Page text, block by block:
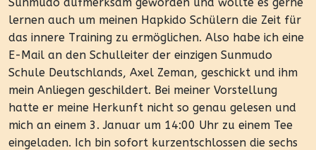
lernen auch um meinen Hapkido Schülern die Zeit für
das innere Training zu ermöglichen. Also habe ich eine
E-Mail an den Schulleiter der einzigen Sunmudo
Schule Deutschlands, Axel Zeman, geschickt und ihm
mein Anliegen geschildert. Bei meiner Vorstellung
hatte er meine Herkunft nicht so genau gelesen und
mich an einem 3. Januar um 14:00 Uhr zu einem Tee
eingeladen. Ich bin sofort kurzentschlossen die sechs